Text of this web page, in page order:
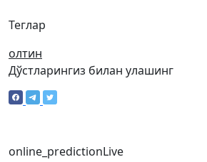
Теглар
олтин
Дўстларингиз билан улашинг
online_predictionLive